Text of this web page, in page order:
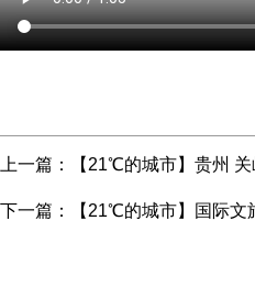
上一篇： 【21℃的城市】贵州
下一篇： 【21℃的城市】国际